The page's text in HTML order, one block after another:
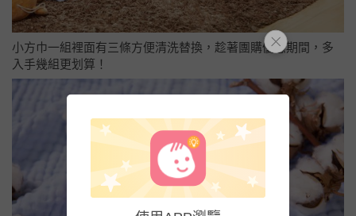
小方巾一組裡面有三條方便清洗替換，趁著團購優惠期間，多
入手幾組更划算！